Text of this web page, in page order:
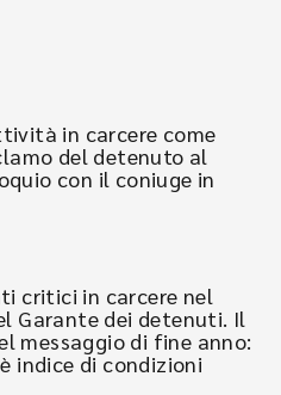
in carcere come
del detenuto al
con il coniuge in
critici in carcere nel
Garante dei detenuti. Il
messaggio di fine anno:
indice di condizioni